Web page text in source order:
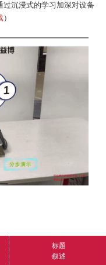
沉浸式的学习加深对设备
）
标题
叙述